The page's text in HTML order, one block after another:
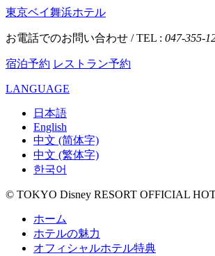
東京ベイ舞浜ホテル
お電話でのお問い合わせ / TEL : 047-355-
宿泊予約 レストラン予約
LANGUAGE
日本語
English
中文 (简体字)
中文 (繁体字)
한국어
© TOKYO Disney RESORT OFFICIAL
ホーム
ホテルの魅力
オフィシャルホテル特典